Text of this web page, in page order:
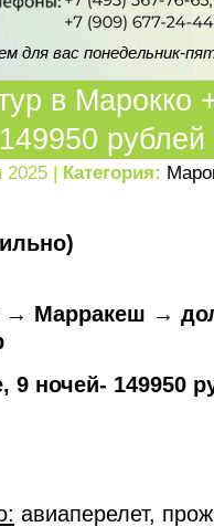
для вас понедельник-
в Марокко
рублей
2025 | Категория:
→ Марракеш →
ночей- 149950
авиаперелет,